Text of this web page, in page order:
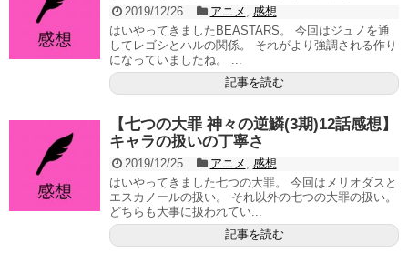
2019/12/26 アニメ , 感想
はいやってきましたBEASTARS。 今回はジュノを通
してレゴシとハルの関係。 それがより強調される作り
になっていましたね。 ...
記事を読む
【七つの大罪 神々の逆鱗(3期)12話感想】
キャラの扱いの丁寧さ
2019/12/25 アニメ , 感想
はいやってきました七つの大罪。 今回はメリオダスと
エスカノールの扱い。 それ以外の七つの大罪の扱い。
どちらも大事に扱われてい...
記事を読む